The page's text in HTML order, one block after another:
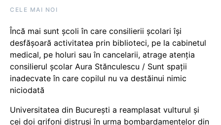
CELE MAI NOI
Încă mai sunt școli în care consilierii școlari își
desfășoară activitatea prin biblioteci, pe la cabinetul
medical, pe holuri sau în cancelarii, atrage atenția
consilierul școlar Aura Stănculescu / Sunt spații
inadecvate în care copilul nu va destăinui nimic
niciodată
Universitatea din București a reamplasat vulturul și
cei doi grifoni distruși în urma bombardamentelor din